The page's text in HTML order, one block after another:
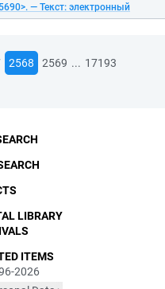
— Текст: электронный
2568 2569 ... 17193
2026
LIBRARY
ITEMS